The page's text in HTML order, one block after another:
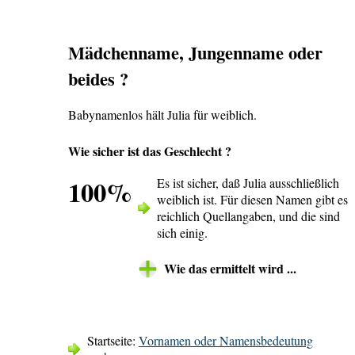
Mädchenname, Jungenname oder
beides ?
Babynamenlos hält Julia für weiblich.
Wie sicher ist das Geschlecht ?
100%
Es ist sicher, daß Julia ausschließlich
weiblich ist. Für diesen Namen gibt es
reichlich Quellangaben, und die sind
sich einig.
Wie das ermittelt wird ...
Startseite: Vornamen oder Namensbedeutung